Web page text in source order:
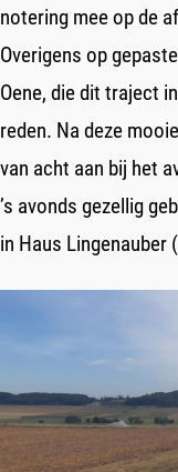
notering mee op de
Overigens op
Oene, die dit traject
reden. Na deze
van acht aan bij het
’s avonds gezellig
in Haus